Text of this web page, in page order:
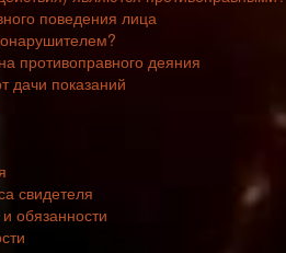
поведения лица
противоправного деяния
дачи показаний
свидетеля
обязанности